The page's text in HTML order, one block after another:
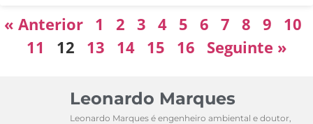
« Anterior 1 2 3 4 5 6 7 8 9
10
11
12 13 14 15 16 Seguinte »
Leonardo Marques
Leonardo Marques é engenheiro ambiental e doutor,